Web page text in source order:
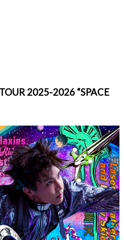
2025-2026 “SPACE